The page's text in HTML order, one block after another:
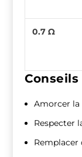
0.7 Ω
Amorcer
Respecter
Remplacer